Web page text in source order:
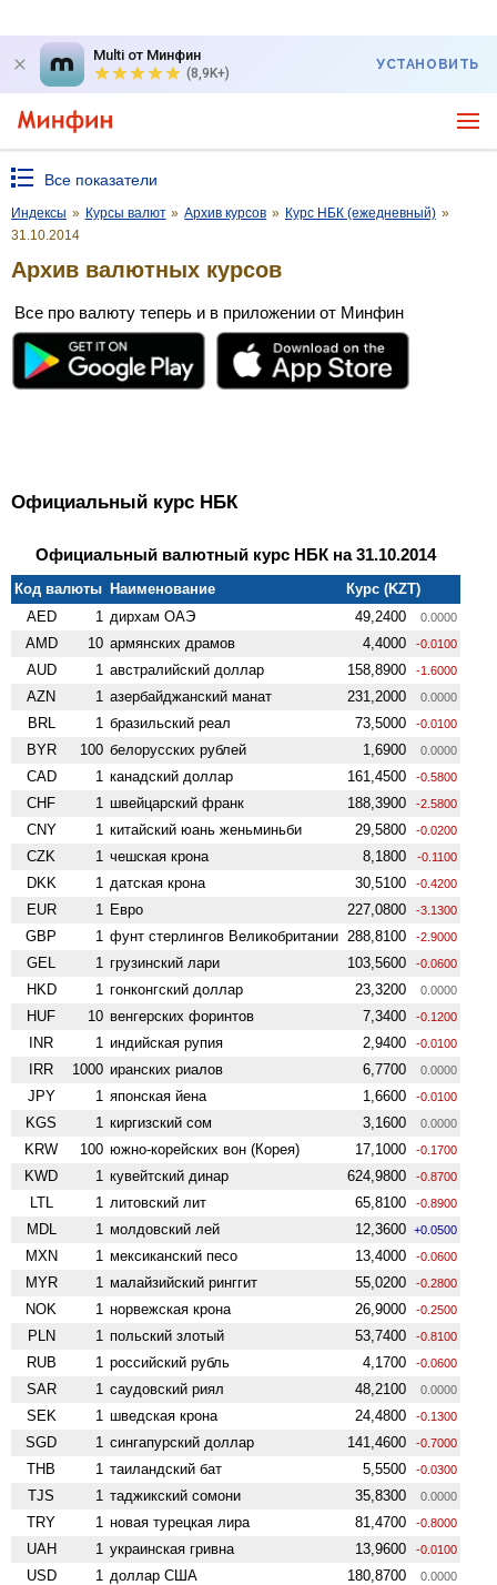
Multi от Минфин
(8,9K+)
УСТАНОВИТЬ
Все показатели
Индексы » Курсы валют » Архив курсов » Курс НБК (ежедневный) »
31.10.2014
Архив валютных курсов
Все про валюту теперь и в приложении от Минфин
Официальный курс НБК
Официальный валютный курс НБК на 31.10.2014
Код валюты Наименование
Курс (KZT)
AED
1 дирхам ОАЭ 49,2400 0.0000
AMD 10 армянских драмов 4,4000 -0.0100
AUD 1 австралийский доллар 158,8900 -1.6000
AZN 1 азербайджанский манат 231,2000 0.0000
BRL 1 бразильский реал 73,5000 -0.0100
BYR 100 белорусских рублей 1,6900 0.0000
CAD 1 канадский доллар 161,4500 -0.5800
CHF 1 швейцарский франк 188,3900 -2.5800
CNY 1 китайский юань женьминьби 29,5800 -0.0200
CZK 1 чешская крона 8,1800 -0.1100
DKK 1 датская крона 30,5100 -0.4200
EUR 1 Евро 227,0800 -3.1300
GBP 1 фунт стерлингов Велико­британии 288,8100 -2.9000
GEL 1 грузинский лари 103,5600 -0.0600
HKD 1 гонконгский доллар 23,3200 0.0000
HUF 10 венгерских форинтов 7,3400 -0.1200
INR 1 индийская рупия 2,9400 -0.0100
IRR 1000 иранских риалов 6,7700 0.0000
JPY 1 японская йена 1,6600 -0.0100
KGS 1 киргизский сом 3,1600 0.0000
KRW 100 южно-корейских вон (Корея) 17,1000 -0.1700
KWD 1 кувейтский динар 624,9800 -0.8700
LTL 1 литовский лит 65,8100 -0.8900
MDL 1 молдовский лей 12,3600 +0.0500
MXN 1 мексиканский песо 13,4000 -0.0600
MYR 1 малайзийский ринггит 55,0200 -0.2800
NOK 1 норвежская крона 26,9000 -0.2500
PLN 1 польский злотый 53,7400 -0.8100
RUB 1 российский рубль 4,1700 -0.0600
SAR 1 саудовский риял 48,2100 0.0000
SEK 1 шведская крона 24,4800 -0.1300
SGD 1 сингапурский доллар 141,4600 -0.7000
THB 1 таиландский бат 5,5500 -0.0300
TJS 1 таджикский сомони 35,8300 0.0000
TRY 1 новая турецкая лира 81,4700 -0.8000
UAH 1 украинская гривна 13,9600 -0.0100
USD 1 доллар США 180,8700 0.0000